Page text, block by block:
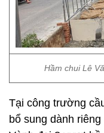
Hầm chui Lê
Tại công trường
bổ sung dành